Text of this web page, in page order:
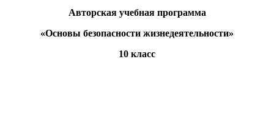
Авторская учебная программа
«Основы безопасности жизнедеятельности»
10 класс